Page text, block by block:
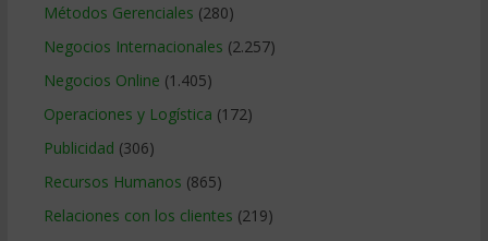
Métodos Gerenciales (280)
Negocios Internacionales (2.257)
Negocios Online (1.405)
Operaciones y Logística (172)
Publicidad (306)
Recursos Humanos (865)
Relaciones con los clientes (219)